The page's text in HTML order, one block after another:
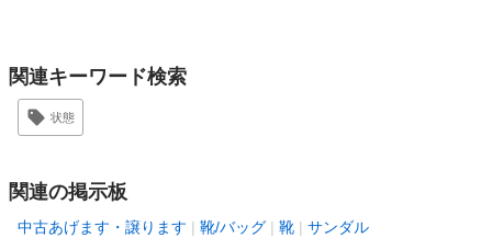
関連キーワード検索
状態
関連の掲示板
中古あげます・譲ります 靴/バッグ 靴 サンダル